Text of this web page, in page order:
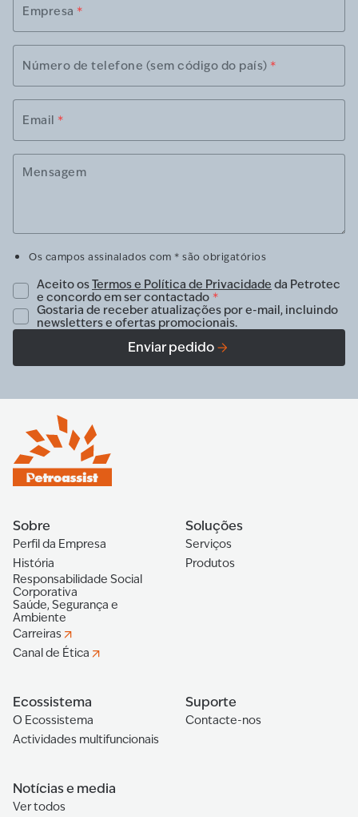
Empresa *
Número de telefone (sem código do país) *
Email *
Mensagem
Os campos assinalados com * são obrigatórios
Aceito osTermos e Política de Privacidade da Petrotec
e concordo em ser contactado *
Gostaria de receber atualizações por e-mail, incluindo
newsletters e ofertas promocionais.
Enviar pedido
Sobre
Perfil da Empresa
História
Responsabilidade Social
Corporativa
Saúde, Segurança e
Ambiente
Carreiras
Canal de Ética
Soluções
Serviços
Produtos
Ecossistema
O Ecossistema
Actividades multifuncionais
Suporte
Contacte-nos
Notícias e media
Ver todos